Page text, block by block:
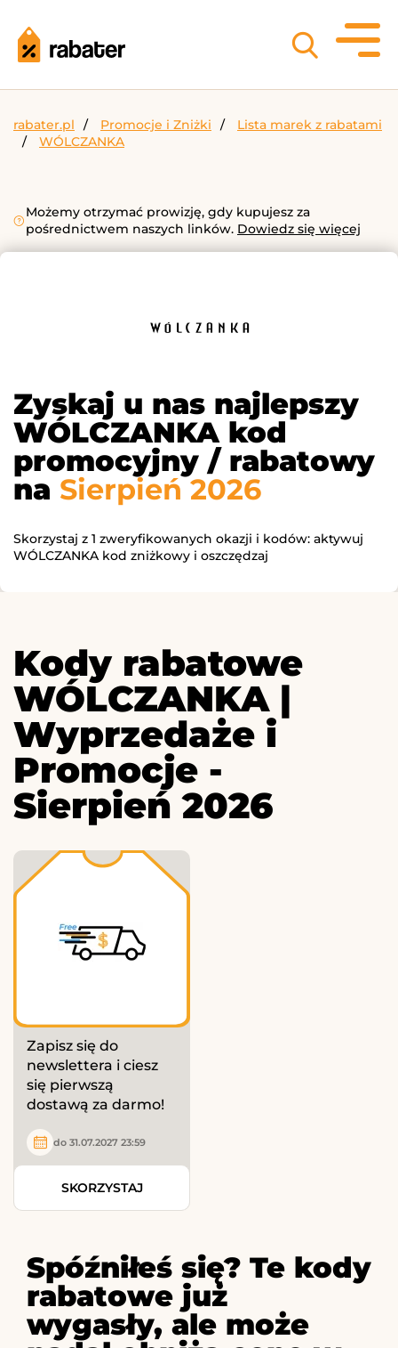
rabater.pl Promocje i Zniżki
Lista marek z rabatami
WÓLCZANKA
Możemy otrzymać prowizję, gdy kupujesz za
pośrednictwem naszych linków. Dowiedz się więcej
Zyskaj u nas najlepszy
WÓLCZANKA kod
promocyjny / rabatowy
na Sierpień 2026
Skorzystaj z 1 zweryfikowanych okazji i kodów: aktywuj
WÓLCZANKA kod zniżkowy i oszczędzaj
Kody rabatowe
WÓLCZANKA |
Wyprzedaże i
Promocje -
Sierpień 2026
Zapisz się do
newslettera i ciesz
się pierwszą
dostawą za darmo!
do 31.07.2027 23:59
SKORZYSTAJ
Spóźniłeś się? Te kody
rabatowe już
wygasły, ale może